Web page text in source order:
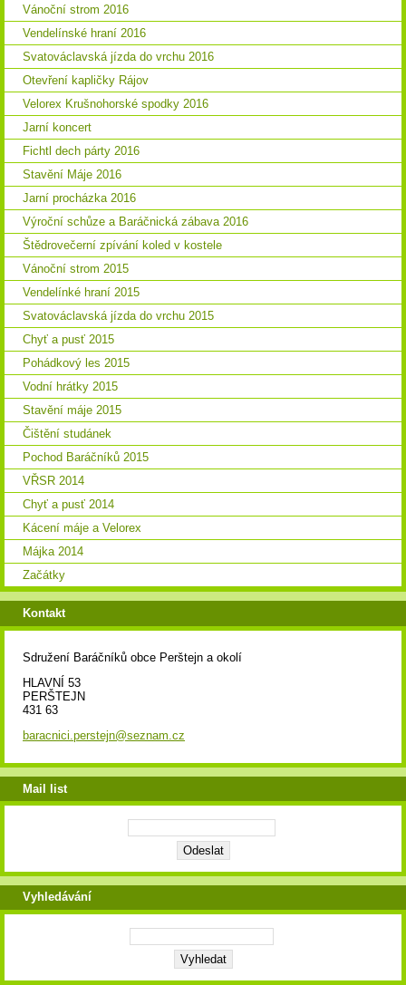
Vánoční strom 2016
Vendelínské hraní 2016
Svatováclavská jízda do vrchu 2016
Otevření kapličky Rájov
Velorex Krušnohorské spodky 2016
Jarní koncert
Fichtl dech párty 2016
Stavění Máje 2016
Jarní procházka 2016
Výroční schůze a Baráčnická zábava 2016
Štědrovečerní zpívání koled v kostele
Vánoční strom 2015
Vendelínké hraní 2015
Svatováclavská jízda do vrchu 2015
Chyť a pusť 2015
Pohádkový les 2015
Vodní hrátky 2015
Stavění máje 2015
Čištění studánek
Pochod Baráčníků 2015
VŘSR 2014
Chyť a pusť 2014
Kácení máje a Velorex
Májka 2014
Začátky
Kontakt
Sdružení Baráčníků obce Perštejn a okolí
HLAVNÍ 53
PERŠTEJN
431 63
baracnici.perstejn@seznam.cz
Mail list
Vyhledávání